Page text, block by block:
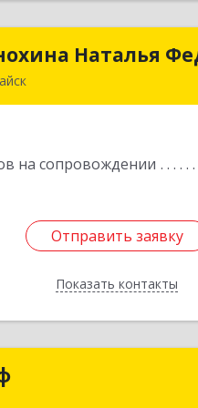
Наталья
на сопровождении
Отправить заявку
Показать контакты
Наталья
Отправить заявку
Назад